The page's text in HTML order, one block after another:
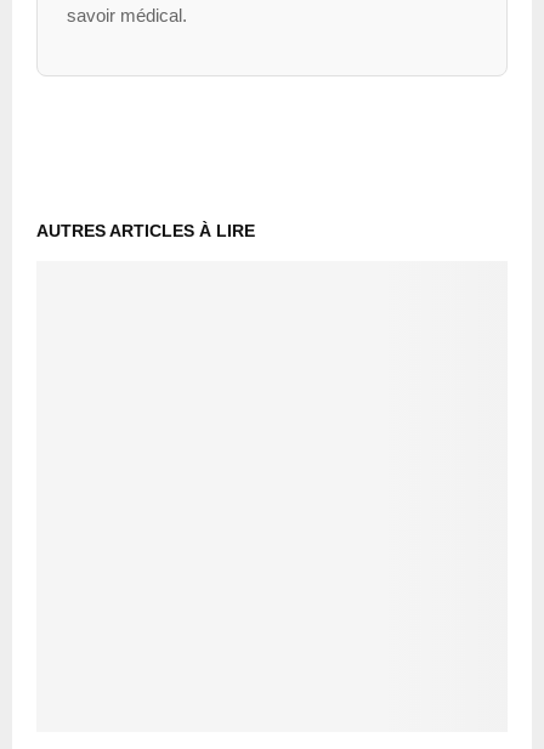
savoir médical.
AUTRES ARTICLES À LIRE